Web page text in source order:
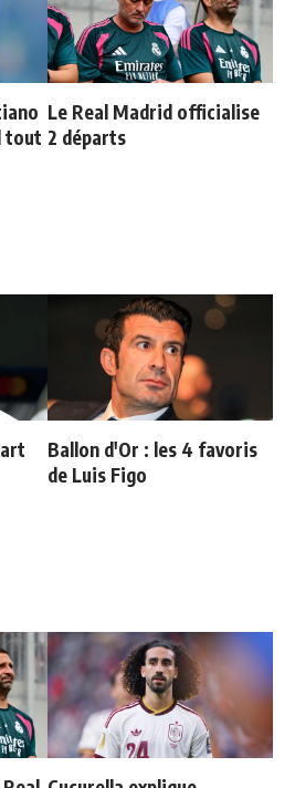
tout
Le Real Madrid officialise
2 départs
Ballon d'Or : les 4 favoris
de Luis Figo